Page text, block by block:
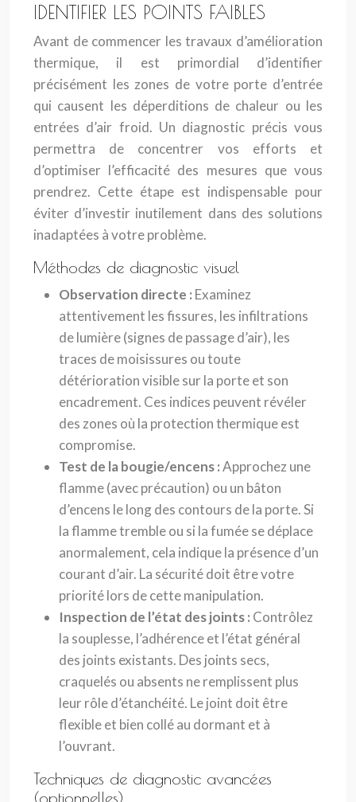
IDENTIFIER LES POINTS FAIBLES
Avant de commencer les travaux d’amélioration
thermique, il est primordial d’identifier
précisément les zones de votre porte d’entrée
qui causent les déperditions de chaleur ou les
entrées d’air froid. Un diagnostic précis vous
permettra de concentrer vos efforts et
d’optimiser l’efficacité des mesures que vous
prendrez. Cette étape est indispensable pour
éviter d’investir inutilement dans des solutions
inadaptées à votre problème.
Méthodes de diagnostic visuel
Observation directe : Examinez
attentivement les fissures, les infiltrations
de lumière (signes de passage d’air), les
traces de moisissures ou toute
détérioration visible sur la porte et son
encadrement. Ces indices peuvent révéler
des zones où la protection thermique est
compromise.
Test de la bougie/encens :Approchez une
flamme (avec précaution) ou un bâton
d’encens le long des contours de la porte. Si
la flamme tremble ou si la fumée se déplace
anormalement, cela indique la présence d’un
courant d’air. La sécurité doit être votre
priorité lors de cette manipulation.
Inspection de l’état des joints : Contrôlez
la souplesse, l’adhérence et l’état général
des joints existants. Des joints secs,
craquelés ou absents ne remplissent plus
leur rôle d’étanchéité. Le joint doit être
flexible et bien collé au dormant et à
l’ouvrant.
Techniques de diagnostic avancées
(optionnelles)